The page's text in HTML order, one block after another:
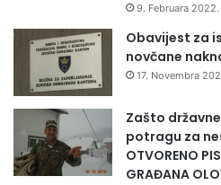
9. Februara 2022.
Obavijest za
novčane
17. Novembra
Zašto
potragu za
OTVORENO
GRAĐANA